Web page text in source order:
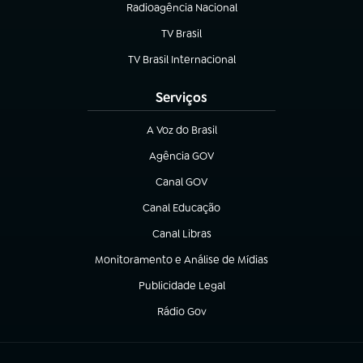
Radioagência Nacional
(abre em nova aba)
TV Brasil
(abre em nova aba)
TV Brasil Internacional
(abre em nova aba)
Serviços
A Voz do Brasil
(abre em nova aba)
Agência GOV
(abre em nova aba)
Canal GOV
(abre em nova aba)
Canal Educação
(abre em nova aba)
Canal Libras
(abre em nova aba)
Monitoramento e Análise de Mídias
(abre em nova aba)
Publicidade Legal
(abre em nova aba)
Rádio Gov
(abre em nova aba)